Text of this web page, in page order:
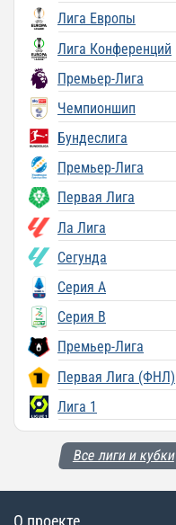
Лига Европы
Лига Конференций
Премьер-Лига
Чемпионшип
Бундеслига
Премьер-Лига
Первая Лига
Ла Лига
Сегунда
Серия A
Серия B
Премьер-Лига
Первая Лига (ФНЛ)
Лига 1
Все лиги и кубки